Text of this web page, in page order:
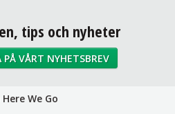
medier
tips och nyheter
PÅ VÅRT NYHETSBREV
We Go